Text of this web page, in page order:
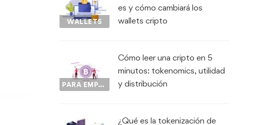
WALLETS
es y cómo cambiará los
wallets cripto
PARA EMPEZAR...
Cómo leer una cripto en 5
minutos: tokenomics, utilidad
y distribución
¿Qué es la tokenización de